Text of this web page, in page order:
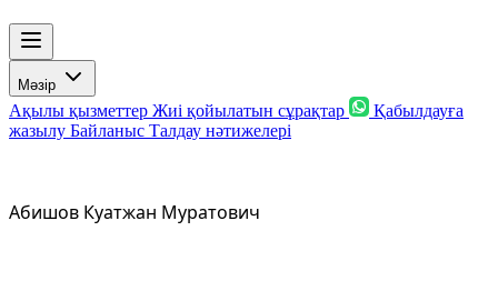
Мәзір
Ақылы қызметтер Жиі қойылатын сұрақтар
Қабылдауға
жазылу Байланыс Талдау нәтижелері
Абишов Куатжан Муратович